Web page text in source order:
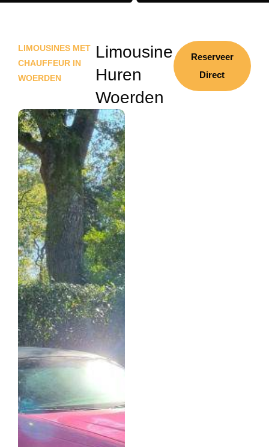
LIMOUSINES MET
CHAUFFEUR IN
WOERDEN
Limousine
Huren
Woerden
Reserveer
Direct